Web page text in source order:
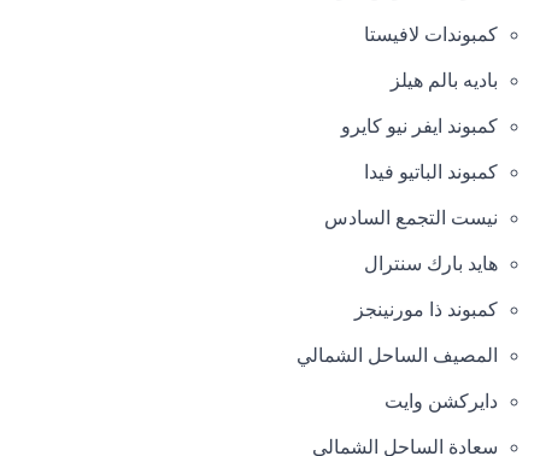
كمبوندات لافيستا
باديه بالم هيلز
كمبوند ايفر نيو كايرو
كمبوند الباتيو فيدا
نيست التجمع السادس
هايد بارك سنترال
كمبوند ذا مورنينجز
المصيف الساحل الشمالي
دايركشن وايت
سعادة الساحل الشمالي